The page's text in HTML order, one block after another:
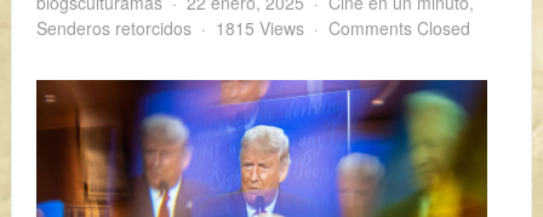
Senderos retorcidos
1815 Views Comments Closed